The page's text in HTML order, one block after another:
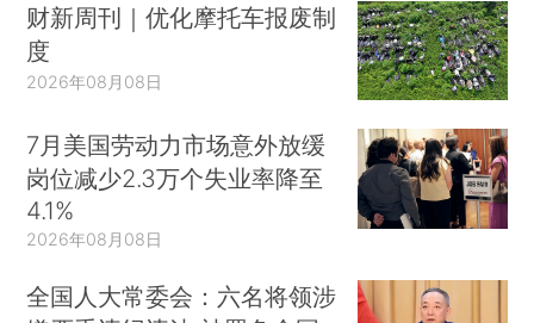
财新周刊｜优化摩托车报废制
度
2026年08月08日
7月美国劳动力市场意外放缓
岗位减少2.3万个失业率降至
4.1%
2026年08月08日
全国人大常委会：六名将领涉